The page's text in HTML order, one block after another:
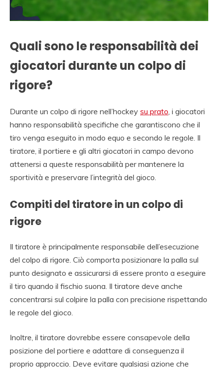
Quali sono le responsabilità dei
giocatori durante un colpo di
rigore?
Durante un colpo di rigore nell’hockey su prato, i giocatori
hanno responsabilità specifiche che garantiscono che il
tiro venga eseguito in modo equo e secondo le regole. Il
tiratore, il portiere e gli altri giocatori in campo devono
attenersi a queste responsabilità per mantenere la
sportività e preservare l’integrità del gioco.
Compiti del tiratore in un colpo di
rigore
Il tiratore è principalmente responsabile dell’esecuzione
del colpo di rigore. Ciò comporta posizionare la palla sul
punto designato e assicurarsi di essere pronto a eseguire
il tiro quando il fischio suona. Il tiratore deve anche
concentrarsi sul colpire la palla con precisione rispettando
le regole del gioco.
Inoltre, il tiratore dovrebbe essere consapevole della
posizione del portiere e adattare di conseguenza il
proprio approccio. Deve evitare qualsiasi azione che